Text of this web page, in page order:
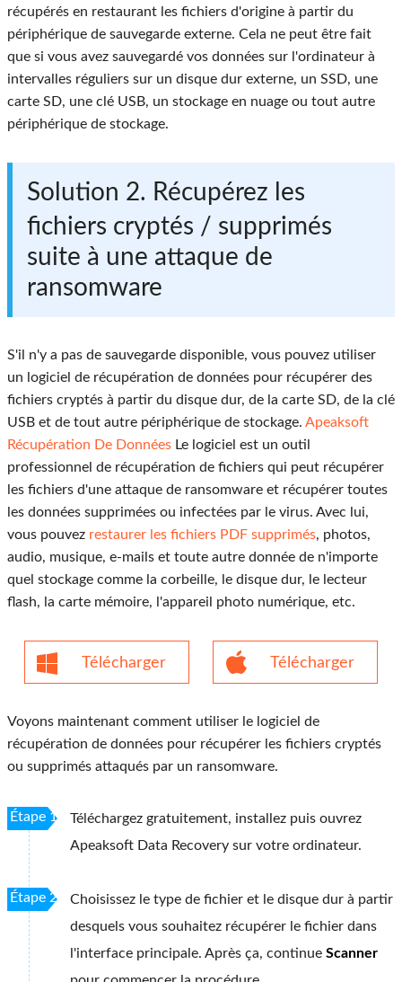
récupérés en restaurant les fichiers d'origine à partir du
périphérique de sauvegarde externe. Cela ne peut être fait
que si vous avez sauvegardé vos données sur l'ordinateur à
intervalles réguliers sur un disque dur externe, un SSD, une
carte SD, une clé USB, un stockage en nuage ou tout autre
périphérique de stockage.
Solution 2. Récupérez les
fichiers cryptés / supprimés
suite à une attaque de
ransomware
S'il n'y a pas de sauvegarde disponible, vous pouvez utiliser
un logiciel de récupération de données pour récupérer des
fichiers cryptés à partir du disque dur, de la carte SD, de la clé
USB et de tout autre périphérique de stockage. Apeaksoft
Récupération De Données Le logiciel est un outil
professionnel de récupération de fichiers qui peut récupérer
les fichiers d'une attaque de ransomware et récupérer toutes
les données supprimées ou infectées par le virus. Avec lui,
vous pouvez restaurer les fichiers PDF supprimés, photos,
audio, musique, e-mails et toute autre donnée de n'importe
quel stockage comme la corbeille, le disque dur, le lecteur
flash, la carte mémoire, l'appareil photo numérique, etc.
Télécharger Télécharger
Voyons maintenant comment utiliser le logiciel de
récupération de données pour récupérer les fichiers cryptés
ou supprimés attaqués par un ransomware.
Étape 1
Téléchargez gratuitement, installez puis ouvrez
Apeaksoft Data Recovery sur votre ordinateur.
Étape 2
Choisissez le type de fichier et le disque dur à partir
desquels vous souhaitez récupérer le fichier dans
l'interface principale. Après ça, continue Scanner